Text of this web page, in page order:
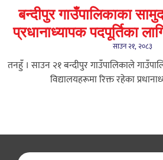
बन्दीपुर गाउँपालिकाका
प्रधानाध्यापक पदपूर्तिका
साउन २१, २०८३
तनहुँ । साउन २१ बन्दीपुर गाउँपालिकाले
विद्यालयहरूमा रिक्त रहेका